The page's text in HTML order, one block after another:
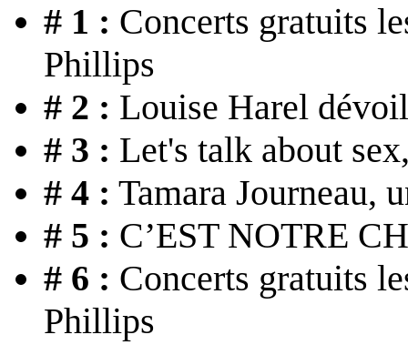
# 1 : Concerts gratuits
Phillips
# 2 : Louise Harel
# 3 : Let's talk about
# 4 : Tamara Journeau,
# 5 : C’EST NOTRE
# 6 : Concerts gratuits
Phillips